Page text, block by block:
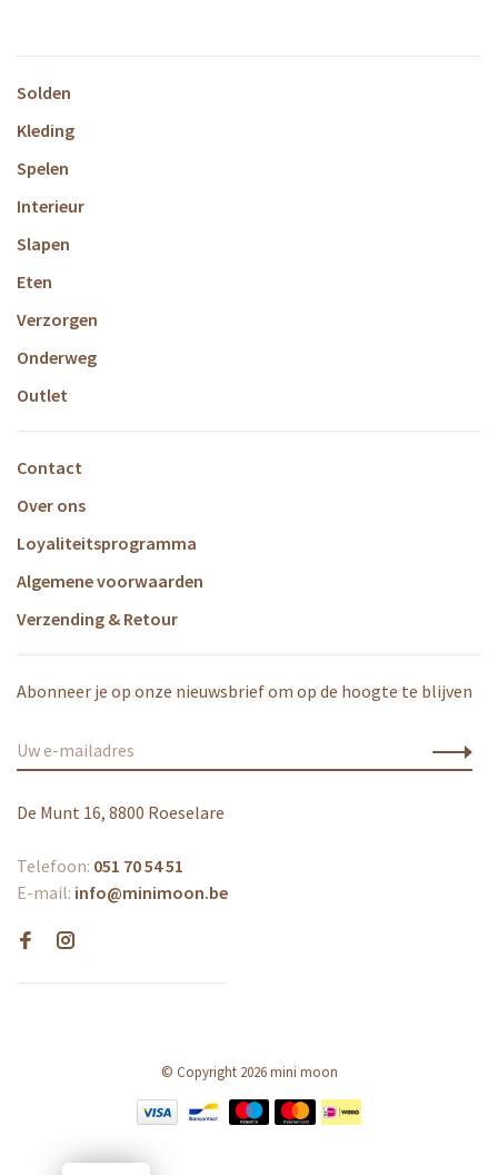
Solden
Kleding
Spelen
Interieur
Slapen
Eten
Verzorgen
Onderweg
Outlet
Contact
Over ons
Loyaliteitsprogramma
Algemene voorwaarden
Verzending & Retour
Abonneer je op onze nieuwsbrief om op de hoogte te blijven
De Munt 16, 8800 Roeselare
Telefoon: 051 70 54 51
E-mail: info@minimoon.be
© Copyright 2026 mini moon